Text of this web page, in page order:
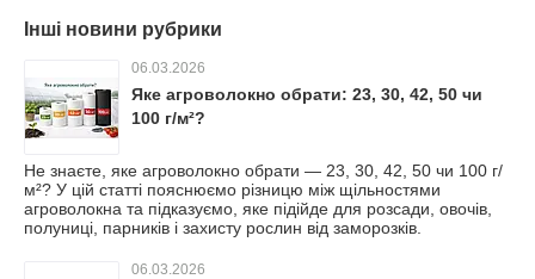
Інші новини рубрики
06.03.2026
Яке агроволокно обрати: 23, 30, 42, 50 чи
100 г/м²?
Не знаєте, яке агроволокно обрати — 23, 30, 42, 50 чи 100 г/
м²? У цій статті пояснюємо різницю між щільностями
агроволокна та підказуємо, яке підійде для розсади, овочів,
полуниці, парників і захисту рослин від заморозків.
06.03.2026